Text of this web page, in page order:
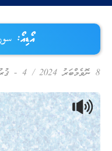
އޯޑިއޯ:
8 ނޮވެމްބަރު 2024 / 4 - ޤުރުއާން ތަރުޖަމާ